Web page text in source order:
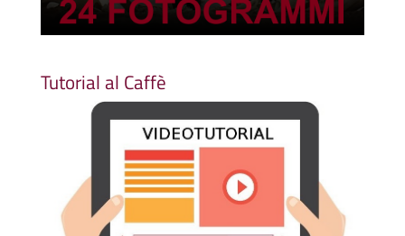
Tutorial al Caffè